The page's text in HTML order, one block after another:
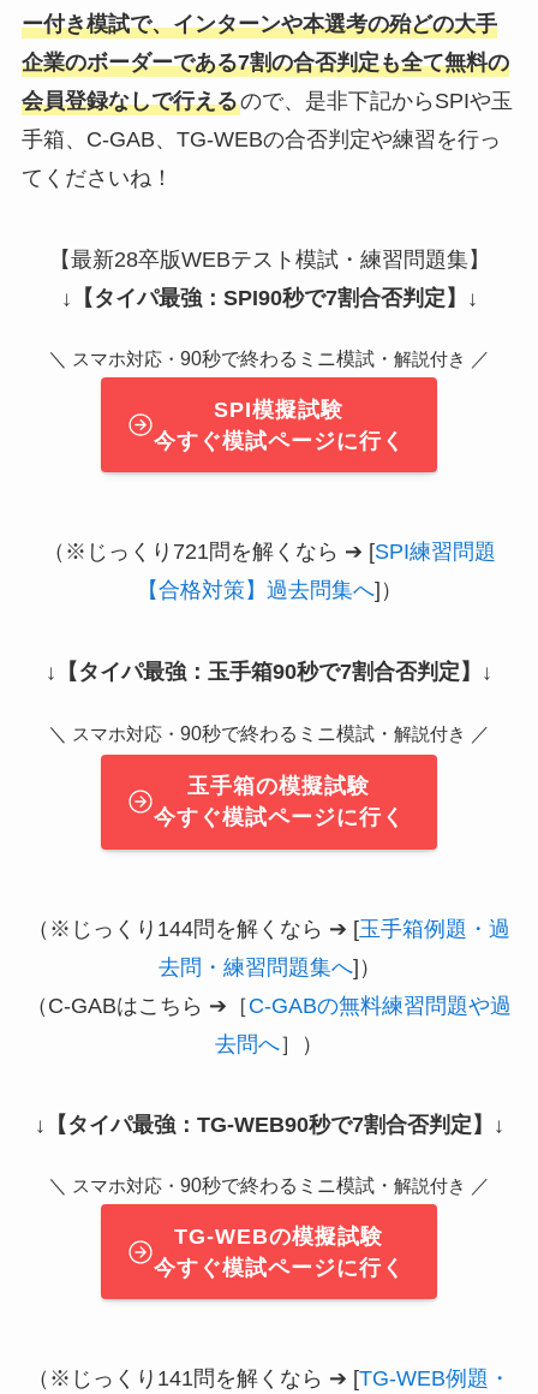
ー付き模試で、インターンや本選考の殆どの大手
企業のボーダーである7割の合否判定も全て無料の
会員登録なしで行えるので、是非下記からSPIや玉
手箱、C-GAB、TG-WEBの合否判定や練習を行っ
てくださいね！
【最新28卒版WEBテスト模試・練習問題集】
↓ 【タイパ最強：SPI90秒で7割合否判定】 ↓
＼ スマホ対応・ 90秒で終わるミニ模試・ 解説付き ／
SPI模擬試験
今すぐ模試ページに行く
（※じっくり721問を解くなら ➔ [SPI練習問題
【合格対策】過去問集へ]）
↓ 【タイパ最強：玉手箱90秒で7割合否判定】 ↓
＼ スマホ対応・ 90秒で終わるミニ模試・ 解説付き ／
玉手箱の模擬試験
今すぐ模試ページに行く
（※じっくり144問を解くなら ➔ [玉手箱例題・過
去問・練習問題集へ]）
（C-GABはこちら ➔［C-GABの無料練習問題や過
去問へ］）
↓ 【タイパ最強：TG-WEB90秒で7割合否判定】 ↓
＼ スマホ対応・ 90秒で終わるミニ模試・ 解説付き ／
TG-WEBの模擬試験
今すぐ模試ページに行く
（※じっくり141問を解くなら ➔ [TG-WEB例題・